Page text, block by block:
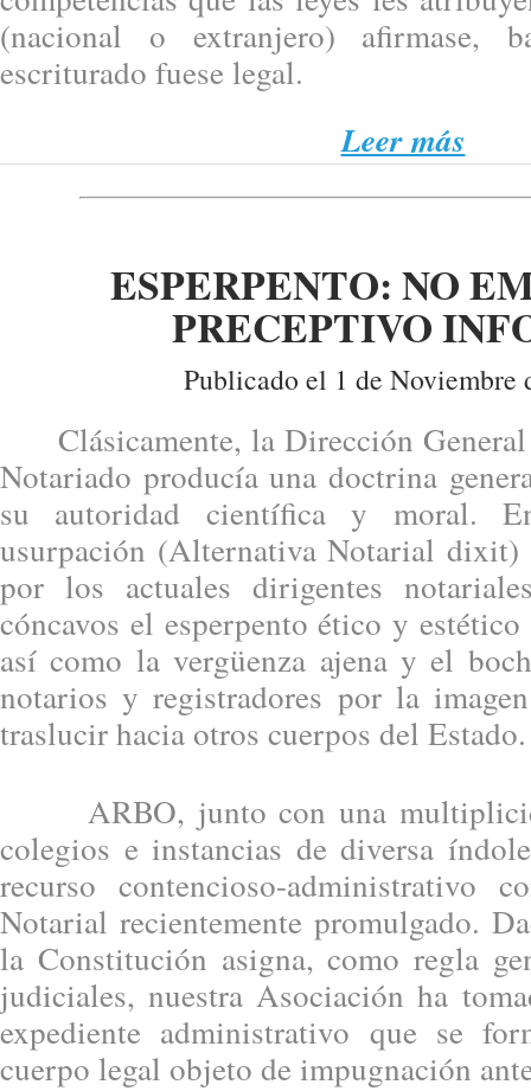
(nacional o extranjero)
escriturado fuese legal.
Leer más
ESPERPENTO: NO
PRECEPTIVO
Publicado el 1 de Noviembre
Clásicamente, la Dirección General
Notariado producía una doctrina
su autoridad científica y moral.
usurpación (Alternativa Notarial
por los actuales dirigentes
cóncavos el esperpento ético y
así como la vergüenza ajena y el
notarios y registradores por la
traslucir hacia otros cuerpos del Estado.
ARBO, junto con una
colegios e instancias de diversa
recurso contencioso-administrativo
Notarial recientemente promulgado.
la Constitución asigna, como regla
judiciales, nuestra Asociación ha
expediente administrativo que se
cuerpo legal objeto de impugnación